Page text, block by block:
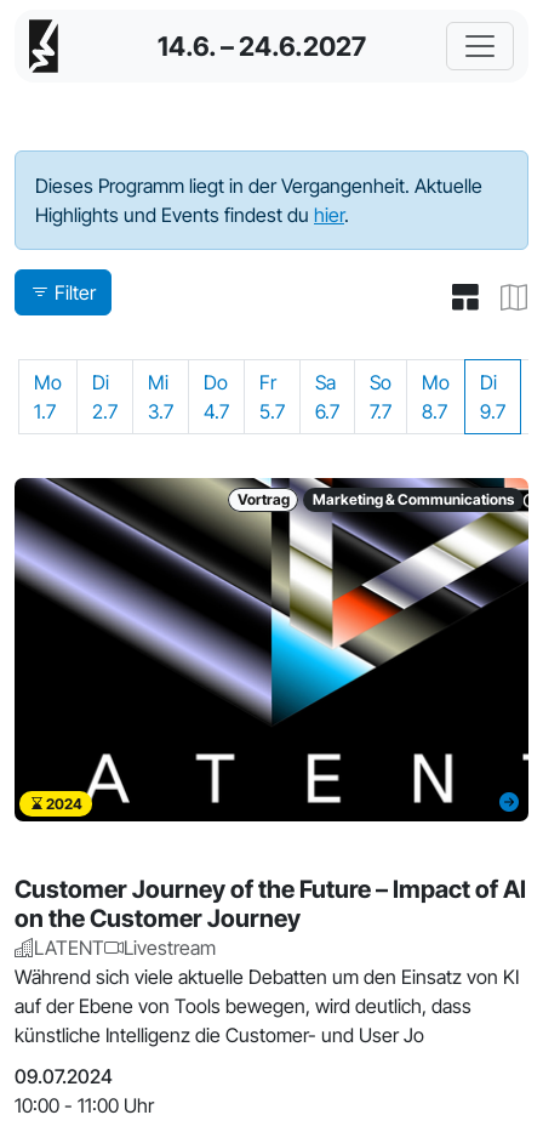
14.6. – 24.6.2027
Programm - 2024
Dieses Programm liegt in der Vergangenheit. Aktuelle
Highlights und Events findest du hier.
Filter
Mo
1.7
Di
2.7
Mi
3.7
Do
4.7
Fr
5.7
Sa
6.7
So
7.7
Mo
8.7
Di
9.7
Vortrag Marketing & Communications
2024
Customer Journey of the Future – Impact of AI
on the Customer Journey
LATENT
Livestream
Während sich viele aktuelle Debatten um den Einsatz von KI
auf der Ebene von Tools bewegen, wird deutlich, dass
künstliche Intelligenz die Customer- und User Jo
09.07.2024
10:00 - 11:00 Uhr